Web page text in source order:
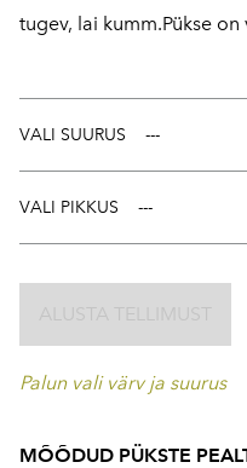
tugev, lai kumm.Pükse
VALI SUURUS
VALI PIKKUS
Palun vali värv ja suurus
MÕÕDUD PÜKSTE